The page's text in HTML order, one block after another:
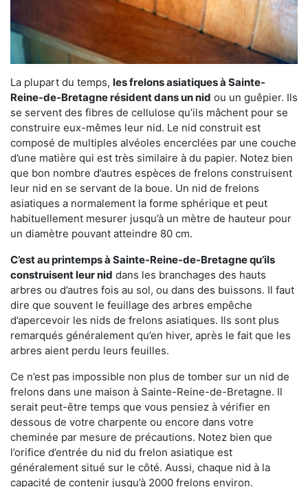
La plupart du temps, les frelons asiatiques à Sainte-
Reine-de-Bretagne résident dans un nid ou un guêpier. Ils
se servent des fibres de cellulose qu’ils mâchent pour se
construire eux-mêmes leur nid. Le nid construit est
composé de multiples alvéoles encerclées par une couche
d’une matière qui est très similaire à du papier. Notez bien
que bon nombre d’autres espèces de frelons construisent
leur nid en se servant de la boue. Un nid de frelons
asiatiques a normalement la forme sphérique et peut
habituellement mesurer jusqu’à un mètre de hauteur pour
un diamètre pouvant atteindre 80 cm.
C’est au printemps à Sainte-Reine-de-Bretagne qu’ils
construisent leur nid dans les branchages des hauts
arbres ou d’autres fois au sol, ou dans des buissons. Il faut
dire que souvent le feuillage des arbres empêche
d’apercevoir les nids de frelons asiatiques. Ils sont plus
remarqués généralement qu’en hiver, après le fait que les
arbres aient perdu leurs feuilles.
Ce n’est pas impossible non plus de tomber sur un nid de
frelons dans une maison à Sainte-Reine-de-Bretagne. Il
serait peut-être temps que vous pensiez à vérifier en
dessous de votre charpente ou encore dans votre
cheminée par mesure de précautions. Notez bien que
l’orifice d’entrée du nid du frelon asiatique est
généralement situé sur le côté. Aussi, chaque nid à la
capacité de contenir jusqu’à 2000 frelons environ.